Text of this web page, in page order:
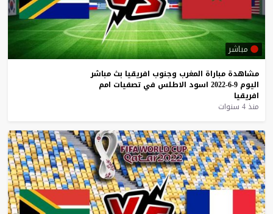
مباشر
مشاهدة مباراة المغرب وجنوب افريقيا بث مباشر
اليوم 9-6-2022 اسود الاطلس في تصفيات امم
افريقيا
منذ 4 سنوات